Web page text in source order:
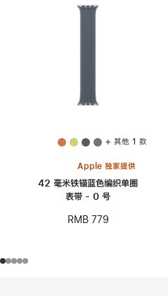
+ 其他 1 款
Apple 独家提供
42 毫米铁锚蓝色编织单圈
表带 - 0 号
RMB 779